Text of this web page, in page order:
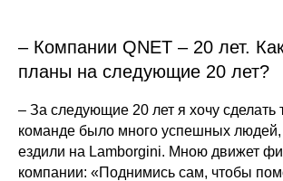
– Компании QNET – 20 лет.
планы на следующие 20 лет?
– За следующие 20 лет я хочу сделать
команде было много успешных людей,
ездили на Lamborgini. Мною движет
компании: «Поднимись сам, чтобы